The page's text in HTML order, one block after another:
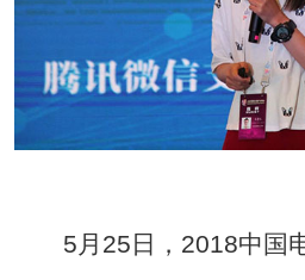
5月25日，2018中国